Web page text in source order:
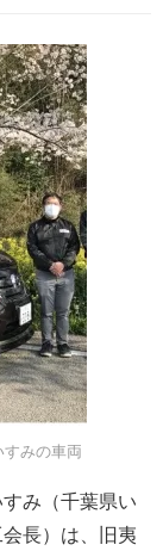
みの車両
み（千葉県い
長）は、旧夷